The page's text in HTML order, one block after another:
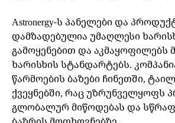
Astronergy-ს პანელები და
დამზადებულია უმაღლესი
გამოყენებით და აკმაყოფილებს
ხარისხის სტანდარტებს.
წარმოების ბაზები ჩინეთში,
ქვეყნებში, რაც უზრუნველყოფს
გლობალურ მიწოდებას და სწრაფ